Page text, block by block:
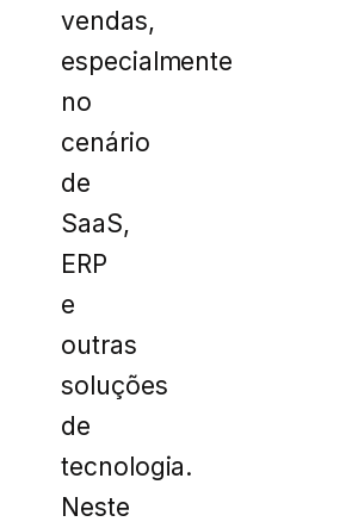
vendas,
especialmente
no
cenário
de
SaaS,
ERP
e
outras
soluções
de
tecnologia.
Neste